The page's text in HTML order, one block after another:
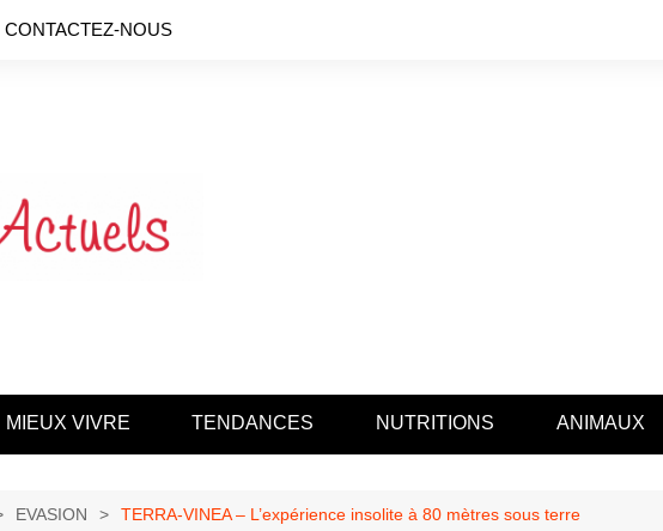
CONTACTEZ-NOUS
MIEUX VIVRE TENDANCES NUTRITIONS ANIMAUX
EVASION TERRA-VINEA – L’expérience insolite à 80 mètres sous terre